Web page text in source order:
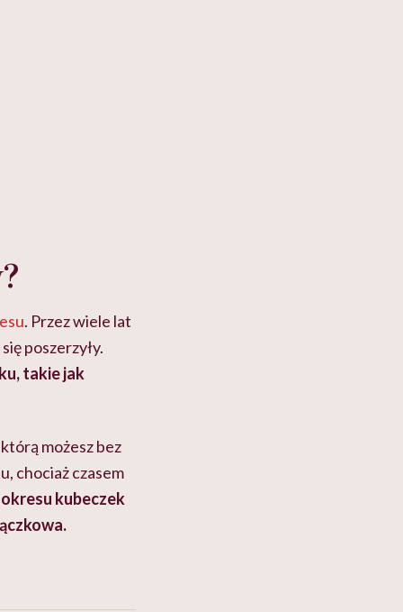
. Przez wiele lat
poszerzyły.
takie jak
możesz bez
chociaż czasem
kubeczek